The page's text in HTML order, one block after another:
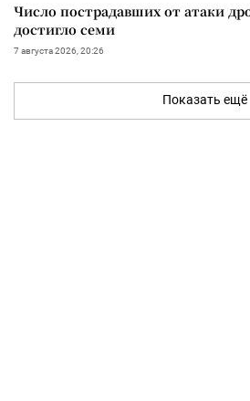
Число пострадавших от атаки
достигло семи
7 августа 2026, 20:26
Показать ещё